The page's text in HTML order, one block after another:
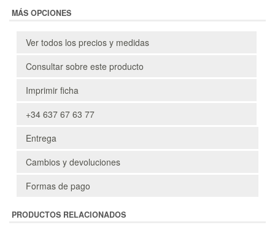
MÁS OPCIONES
Ver todos los precios y medidas
Consultar sobre este producto
Imprimir ficha
+34 637 67 63 77
Entrega
Cambios y devoluciones
Formas de pago
PRODUCTOS RELACIONADOS